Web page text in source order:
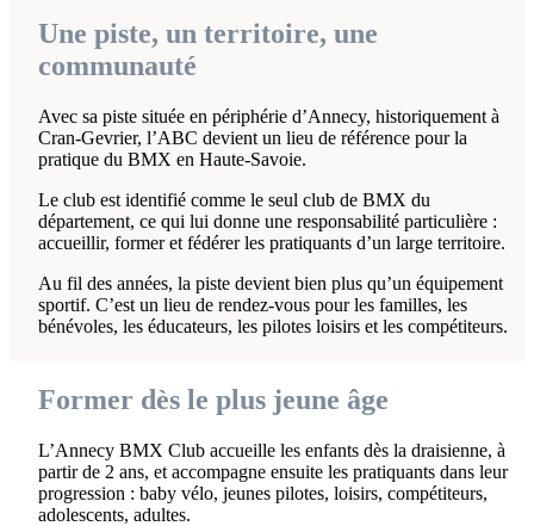
Une piste, un territoire, une
communauté
Avec sa piste située en périphérie d’Annecy, historiquement à
Cran-Gevrier, l’ABC devient un lieu de référence pour la
pratique du BMX en Haute-Savoie.
Le club est identifié comme le seul club de BMX du
département, ce qui lui donne une responsabilité particulière :
accueillir, former et fédérer les pratiquants d’un large territoire.
Au fil des années, la piste devient bien plus qu’un équipement
sportif. C’est un lieu de rendez-vous pour les familles, les
bénévoles, les éducateurs, les pilotes loisirs et les compétiteurs.
Former dès le plus jeune âge
L’Annecy BMX Club accueille les enfants dès la draisienne, à
partir de 2 ans, et accompagne ensuite les pratiquants dans leur
progression : baby vélo, jeunes pilotes, loisirs, compétiteurs,
adolescents, adultes.